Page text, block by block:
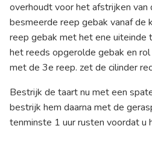
overhoudt voor het afstrijken van
besmeerde reep gebak vanaf de
reep gebak met het ene uiteinde
het reeds opgerolde gebak en
met de 3e reep. zet de cilinder
Bestrijk de taart nu met een
bestrijk hem daarna met de
tenminste 1 uur rusten voordat u